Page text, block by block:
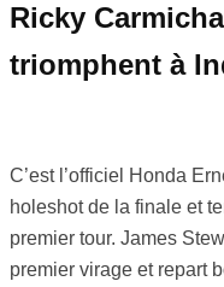
Ricky
triomphent à
C’est l’officiel Honda
holeshot de la finale et
premier tour. James
premier virage et repart